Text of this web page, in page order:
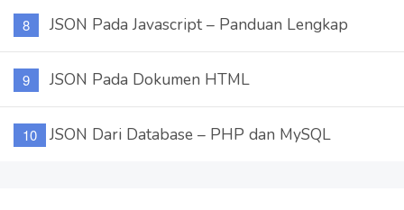
JSON Pada Javascript – Panduan Lengkap
JSON Pada Dokumen HTML
JSON Dari Database – PHP dan MySQL